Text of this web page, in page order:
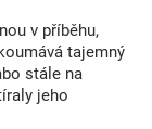
v příběhu,
tajemný
stále na
jeho